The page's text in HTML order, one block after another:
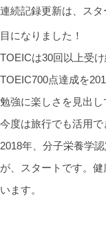
連続記録更新は、スタ
目になりました！
TOEICは30回以上受
TOEIC700点達成を
勉強に楽しさを見出し
今度は旅行でも活用で
2018年、分子栄養学
が、スタートです。
います。